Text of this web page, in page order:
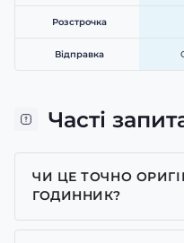
Розстрочка
Відправка
Часті
ЧИ ЦЕ ТОЧНО
ГОДИННИК?
Так, усі годинники у